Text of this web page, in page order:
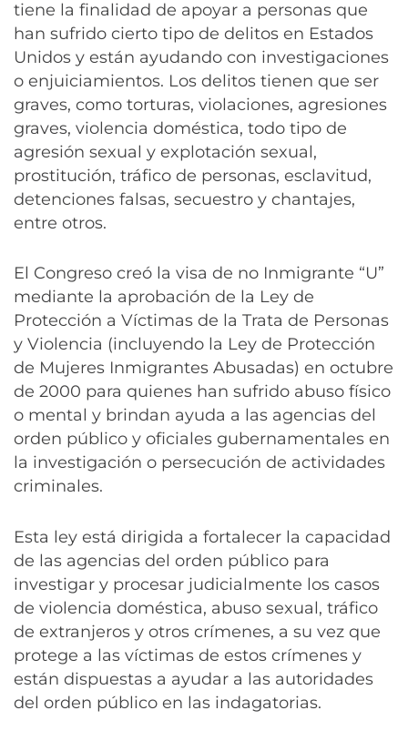
tiene la finalidad de apoyar a personas que
han sufrido cierto tipo de delitos en Estados
Unidos y están ayudando con investigaciones
o enjuiciamientos. Los delitos tienen que ser
graves, como torturas, violaciones, agresiones
graves, violencia doméstica, todo tipo de
agresión sexual y explotación sexual,
prostitución, tráfico de personas, esclavitud,
detenciones falsas, secuestro y chantajes,
entre otros.
El Congreso creó la visa de no Inmigrante “U”
mediante la aprobación de la Ley de
Protección a Víctimas de la Trata de Personas
y Violencia (incluyendo la Ley de Protección
de Mujeres Inmigrantes Abusadas) en octubre
de 2000 para quienes han sufrido abuso físico
o mental y brindan ayuda a las agencias del
orden público y oficiales gubernamentales en
la investigación o persecución de actividades
criminales.
Esta ley está dirigida a fortalecer la capacidad
de las agencias del orden público para
investigar y procesar judicialmente los casos
de violencia doméstica, abuso sexual, tráfico
de extranjeros y otros crímenes, a su vez que
protege a las víctimas de estos crímenes y
están dispuestas a ayudar a las autoridades
del orden público en las indagatorias.